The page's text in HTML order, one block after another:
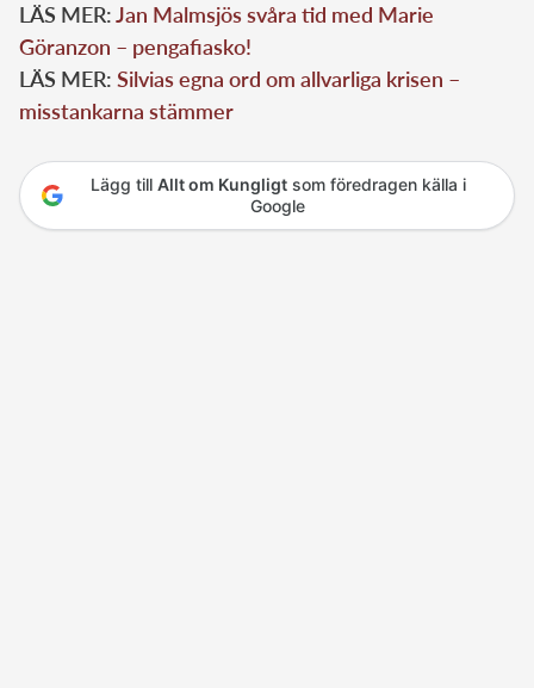
LÄS MER:Jan Malmsjös svåra tid med Marie
Göranzon – pengafiasko!
LÄS MER: Silvias egna ord om allvarliga krisen –
misstankarna stämmer
Lägg till Allt om Kungligtsom föredragen källa i
Google